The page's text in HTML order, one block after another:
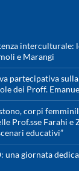
interculturale:
e Marangi
partecipativa
dei Proff.
corpi
Prof.sse Farahi e
educativi”
una giornata